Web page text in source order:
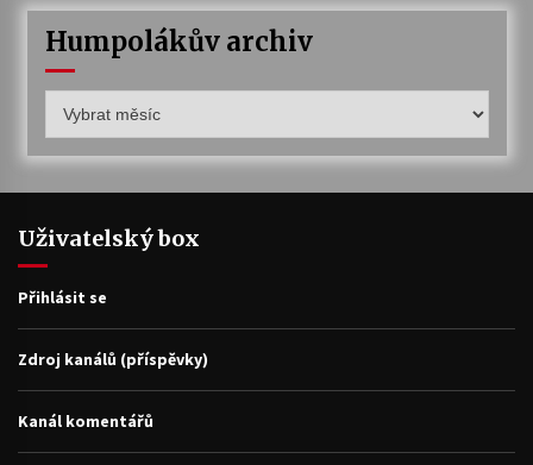
Humpolákův archiv
archiv
Uživatelský box
Přihlásit se
Zdroj kanálů (příspěvky)
Kanál komentářů